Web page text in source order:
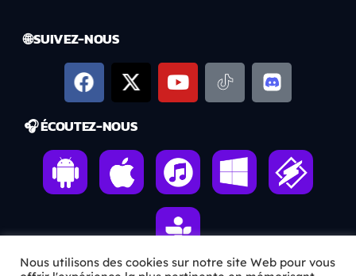
🌐 SUIVEZ-NOUS
🎧 ÉCOUTEZ-NOUS
Nous utilisons des cookies sur notre site Web pour vous